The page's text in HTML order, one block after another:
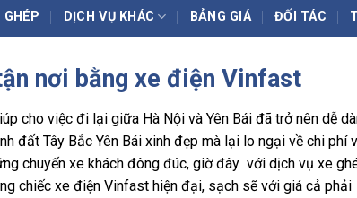
GHÉP DỊCH VỤ KHÁC BẢNG GIÁ ĐỐI TÁC
nơi bằng xe điện Vinfast
cho việc đi lại giữa Hà Nội và Yên Bái đã trở nên dễ
đất Tây Bắc Yên Bái xinh đẹp mà lại lo ngại về chi phí
chuyến xe khách đông đúc, giờ đây với dịch vụ xe
chiếc xe điện Vinfast hiện đại, sạch sẽ với giá cả phải